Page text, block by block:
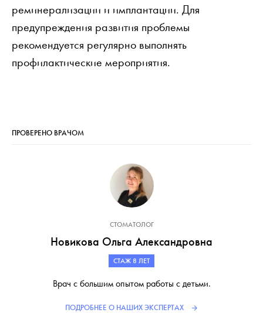
реминерализации и имплантации. Для
предупреждения развития проблемы
рекомендуется регулярно выполнять
профилактические мероприятия.
ПРОВЕРЕНО ВРАЧОМ
СТОМАТОЛОГ
Новикова Ольга Александровна
СТАЖ 8 ЛЕТ
Врач с большим опытом работы с детьми.
ПОДРОБНЕЕ О НАШИХ ЭКСПЕРТАХ